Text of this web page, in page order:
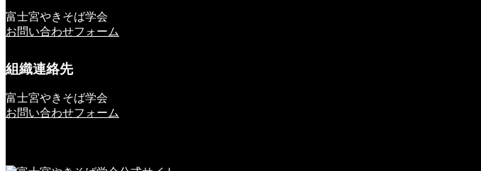
富士宮やきそば学会
お問い合わせフォーム
組織連絡先
富士宮やきそば学会
お問い合わせフォーム